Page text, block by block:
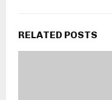
RELATED POSTS